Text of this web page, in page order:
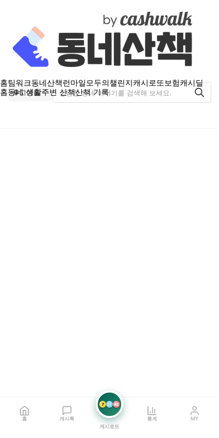
홈팀워크동네산책런마일모두의챌린지캐시로또보험캐시딜
홈동네 생활주변 산책산책 기록
고아읍
홈 캐시톡
7 21 42
캐시로또
통계 MY